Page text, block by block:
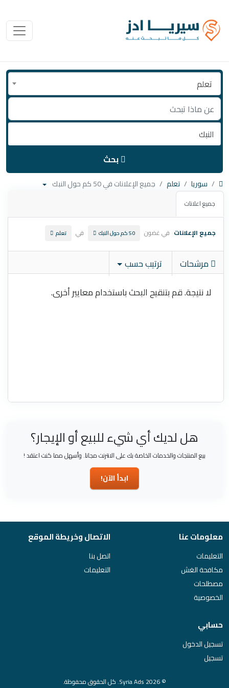
تعلم
بحث
سوريا تعلم جميع الإعلانات في 50 كم حول النبك
جميع اعلانات
جميع الإعلانات في غضون 50 كم حول النبك في تعلم
مرشحات
ترتيب حسب
لا نتيجة. قم بتنقيح البحث باستخدام معايير أخرى.
هل لديك أي شيء للبيع أو الإيجار؟
بيع المنتجات والخدمات الخاصة بك على الانترنت مجانا. وأسهل مما كنت اعتقد !
ابدأ الآن!
معلومات عنا
التعليمات
مكافحة الغش
مصطلحات
الخصوصية
الاتصال وخريطة الموقع
اتصل بنا
التعليمات
حسابي
تسجيل الدخول
تسجيل
© 2026 Syria Ads. كل الحقوق محفوظة.